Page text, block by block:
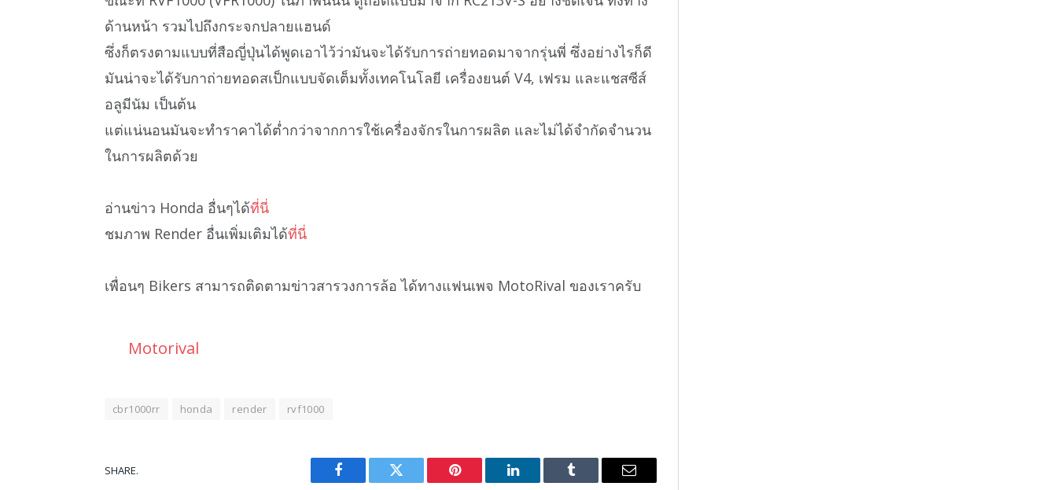
ด้านหน้า รวมไปถึงกระจกปลายแฮนด์
ซึ่งก็ตรงตามแบบที่สือญี่ปุ่นได้พูดเอาไว้ว่ามันจะได้รับการถ่ายทอดมาจากรุ่นพี่ ซึ่งอย่างไรก็ดี
มันน่าจะได้รับกาถ่ายทอดสเป็กแบบจัดเต็มทั้งเทคโนโลยี เครื่องยนต์ V4, เฟรม และแชสซีส์
อลูมีนัม เป็นต้น
แต่แน่นอนมันจะทำราคาได้ต่ำกว่าจากการใช้เครื่องจักรในการผลิต และไม่ได้จำกัดจำนวน
ในการผลิตด้วย
อ่านข่าว Honda อื่นๆได้ที่นี่
ชมภาพ Render อื่นเพิ่มเติมได้ที่นี่
เพื่อนๆ Bikers สามารถติดตามข่าวสารวงการล้อ ได้ทางแฟนเพจ MotoRival ของเราครับ
Motorival
cbr1000rr honda render rvf1000
SHARE.
Facebook Twitter Pinterest LinkedIn Tumblr Email